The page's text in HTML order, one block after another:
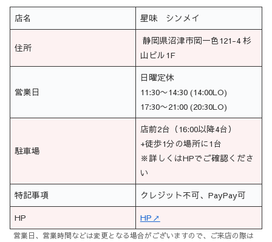
店名 星味 シンメイ
住所
静岡県沼津市岡一色121-4 杉
山ビル1F
営業日
日曜定休
11:30〜14:30 (14:00LO)
17:30〜21:00 (20:30LO)
駐車場
店前2台（16:00以降4台）
+徒歩1分の場所に1台
※詳しくはHPでご確認くださ
い
特記事項
クレジット不可、PayPay可
HP
HP↗
営業日、営業時間などは変更となる場合がございますので、ご来店の際は